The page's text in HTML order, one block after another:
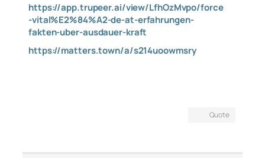
https://app.trupeer.ai/view/LfhOzMvpo/force
-vital%E2%84%A2-de-at-erfahrungen-
fakten-uber-ausdauer-kraft
https://matters.town/a/s214uoowmsry
Quote